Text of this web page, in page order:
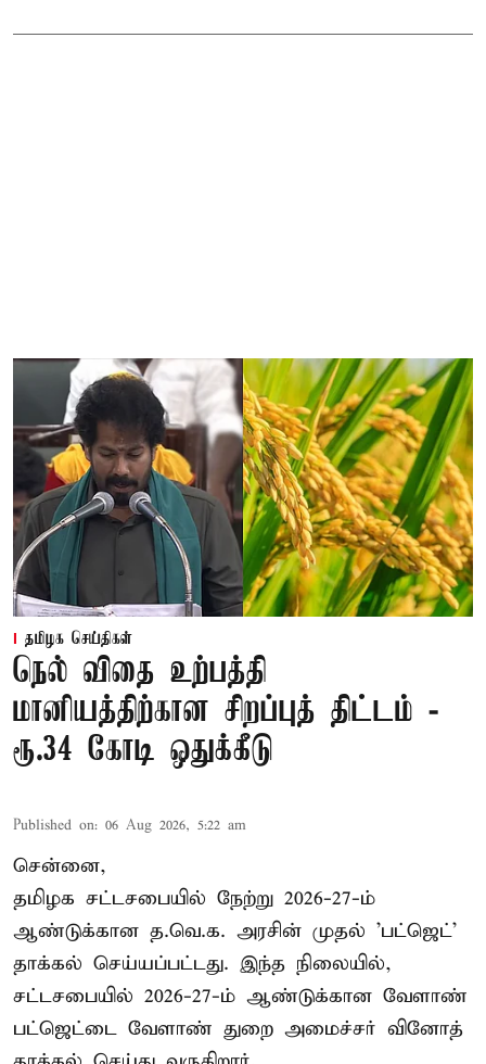
தமிழக செய்திகள்
நெல் விதை உற்பத்தி
மானியத்திற்கான சிறப்புத் திட்டம் -
ரூ.34 கோடி ஒதுக்கீடு
Published on: 06 Aug 2026, 5:22 am
சென்னை,
தமிழக சட்டசபையில் நேற்று 2026-27-ம்
ஆண்டுக்கான த.வெ.க. அரசின் முதல் 'பட்ஜெட்'
தாக்கல் செய்யப்பட்டது. இந்த நிலையில்,
சட்டசபையில் 2026-27-ம் ஆண்டுக்கான வேளாண்
பட்ஜெட்டை வேளாண் துறை அமைச்சர் வினோத்